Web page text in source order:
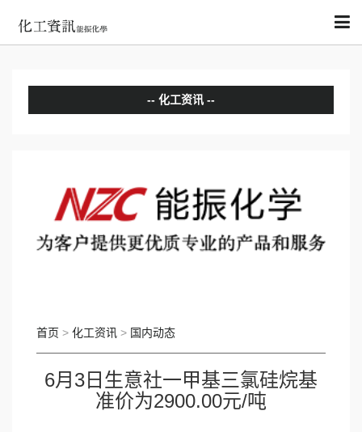
化工资讯
国际动态
首页 > 化工资讯 > 国内动态
6月3日生意社一甲基三氯硅烷基
准价为2900.00元/吨